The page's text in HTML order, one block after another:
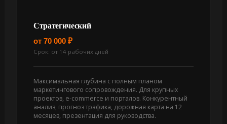
Стратегический
от 70 000 ₽
Срок: от 14 рабочих дней
Максимальная глубина с полным планом
маркетингового сопровождения. Для крупных
проектов, e-commerce и порталов. Конкурентный
анализ, прогноз трафика, дорожная карта на 12
месяцев, презентация для руководства.